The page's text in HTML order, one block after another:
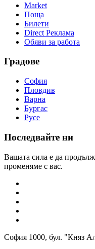
Market
Поща
Билети
Direct Реклама
Обяви за работа
Градове
София
Пловдив
Варна
Бургас
Русе
Последвайте ни
Вашата сила е да
променяме с вас.
София 1000, бул. "Княз